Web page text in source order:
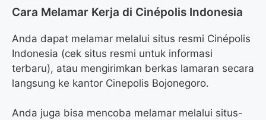
Cara Melamar Kerja di Cinépolis Indonesia
Anda dapat melamar melalui situs resmi Cinépolis
Indonesia (cek situs resmi untuk informasi
terbaru), atau mengirimkan berkas lamaran secara
langsung ke kantor Cinepolis Bojonegoro.
Anda juga bisa mencoba melamar melalui situs-